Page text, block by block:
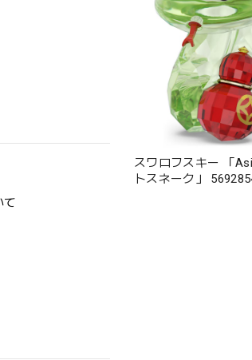
て
スワロフスキー 「
トスネーク」